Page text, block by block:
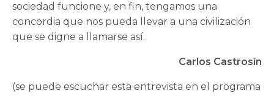
sociedad funcione y, en fin, tengamos una
concordia que nos pueda llevar a una civilización
que se digne a llamarse así.
Carlos Castrosín
(se puede escuchar esta entrevista en el programa